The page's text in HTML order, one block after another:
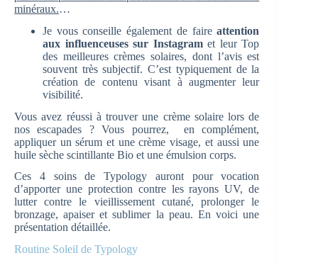
minéraux.…
Je vous conseille également de faireattention
aux influenceuses sur Instagramet leur Top
des meilleures crèmes solaires, dont l’avis est
souvent très subjectif. C’est typiquement de la
création de contenu visant à augmenter leur
visibilité.
Vous avez réussi à trouver une crème solaire lors de
nos escapades ? Vous pourrez, en complément,
appliquer un sérum et une crème visage, et aussi une
huile sèche scintillante Bio et une émulsion corps.
Ces 4 soins de Typology auront pour vocation
d’apporter une protection contre les rayons UV, de
lutter contre le vieillissement cutané, prolonger le
bronzage, apaiser et sublimer la peau. En voici une
présentation détaillée.
Routine Soleil de Typology